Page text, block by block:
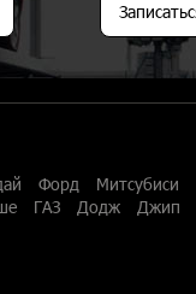
Форд Митсубиси
ГАЗ Додж Джип